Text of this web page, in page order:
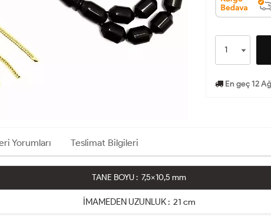
En geç 12
Yorumları Teslimat Bilgileri
TANE BOYU : 7,5x10,5 mm
İMAMEDEN UZUNLUK : 21 cm